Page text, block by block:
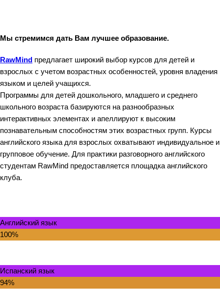
Мы стремимся дать Вам лучшее образование.
RawMind предлагает широкий выбор курсов для детей и
взрослых с учетом возрастных особенностей, уровня владения
языком и целей учащихся.
Программы для детей дошкольного, младшего и среднего
школьного возраста базируются на разнообразных
интерактивных элементах и апеллируют к высоким
познавательным способностям этих возрастных групп. Курсы
английского языка для взрослых охватывают индивидуальное и
групповое обучение. Для практики разговорного английского
студентам RawMind предоставляется площадка английского
клуба.
Английский язык
100%
Испанский язык
94%